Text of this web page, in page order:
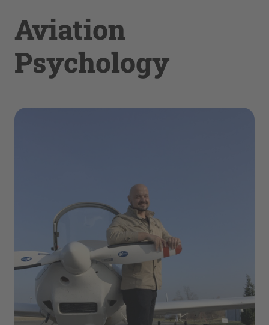
Aviation
Psychology